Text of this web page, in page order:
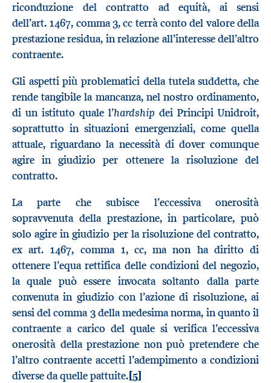
riconduzione del contratto ad equità, ai sensi
dell’art. 1467, comma 3, cc terrà conto del valore della
prestazione residua, in relazione all’interesse dell’altro
contraente.
Gli aspetti più problematici della tutela suddetta, che
rende tangibile la mancanza, nel nostro ordinamento,
di un istituto quale l’hardship dei Principi Unidroit,
soprattutto in situazioni emergenziali, come quella
attuale, riguardano la necessità di dover comunque
agire in giudizio per ottenere la risoluzione del
contratto.
La parte che subisce l’eccessiva onerosità
sopravvenuta della prestazione, in particolare, può
solo agire in giudizio per la risoluzione del contratto,
ex art. 1467, comma 1, cc, ma non ha diritto di
ottenere l’equa rettifica delle condizioni del negozio,
la quale può essere invocata soltanto dalla parte
convenuta in giudizio con l’azione di risoluzione, ai
sensi del comma 3 della medesima norma, in quanto il
contraente a carico del quale si verifica l’eccessiva
onerosità della prestazione non può pretendere che
l’altro contraente accetti l’adempimento a condizioni
diverse da quelle pattuite.[5]